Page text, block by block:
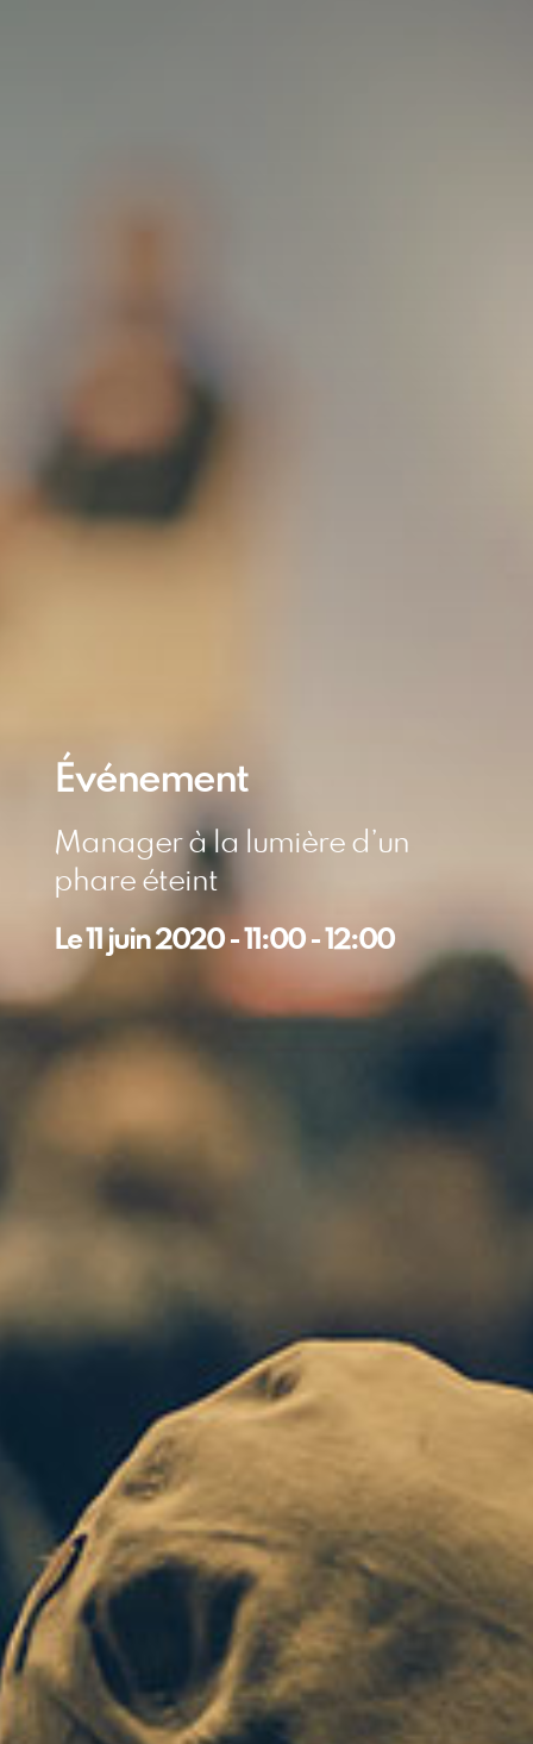
Événement
Manager à la lumière d’un
phare éteint
Le11 juin 2020-11:00-12:00